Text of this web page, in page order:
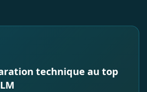
technique au top